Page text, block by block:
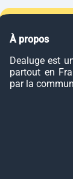
À propos
Dealuge est
partout en
par la